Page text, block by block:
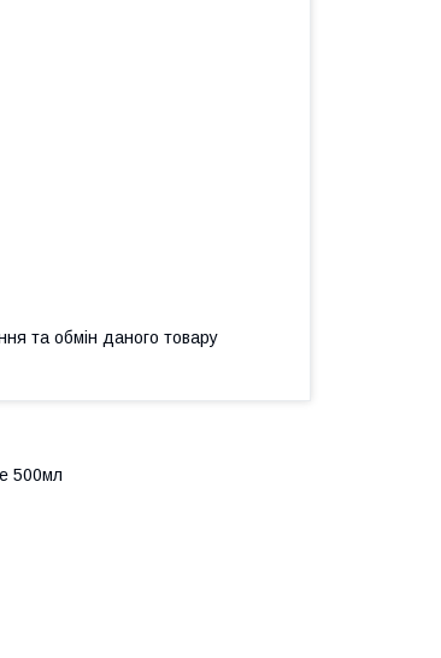
та обмін даного товару
500мл